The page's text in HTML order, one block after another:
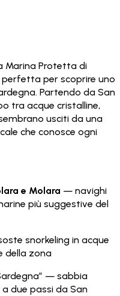
Marina Protetta di
perfetta per scoprire uno
Partendo da San
tra acque cristalline,
usciti da una
che conosce ogni
e Molara — navighi
più suggestive del
snorkeling in acque
della zona
— sabbia
due passi da San